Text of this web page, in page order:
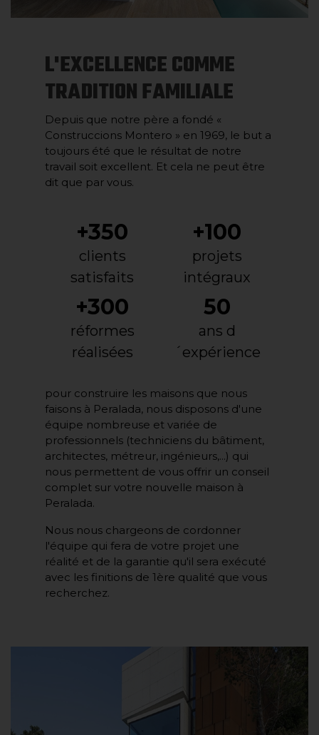
L'EXCELLENCE COMME
TRADITION FAMILIALE
Depuis que notre père a fondé «
Construccions Montero » en 1969, le but a
toujours été que le résultat de notre
travail soit excellent. Et cela ne peut être
dit que par vous.
+350
clients
satisfaits
+100
projets
intégraux
+300
réformes
réalisées
50
ans d
´expérience
pour construire les maisons que nous
faisons à Peralada, nous disposons d'une
équipe nombreuse et variée de
professionnels (techniciens du bâtiment,
architectes, métreur, ingénieurs,...) qui
nous permettent de vous offrir un conseil
complet sur votre nouvelle maison à
Peralada.
Nous nous chargeons de cordonner
l'équipe qui fera de votre projet une
réalité et de la garantie qu'il sera exécuté
avec les finitions de 1ère qualité que vous
recherchez.